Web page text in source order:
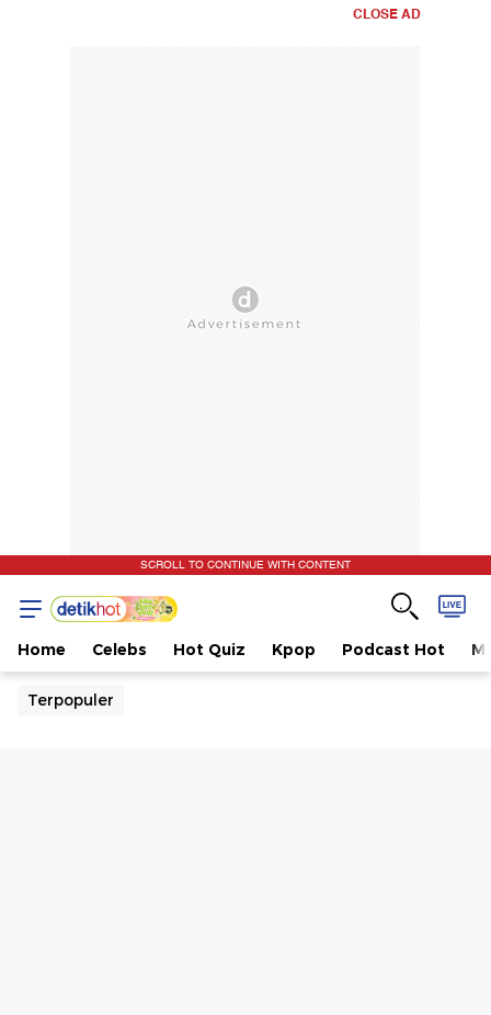
CLOSE AD
SCROLL TO CONTINUE WITH CONTENT
Home Celebs Hot Quiz Kpop Podcast Hot
Terpopuler